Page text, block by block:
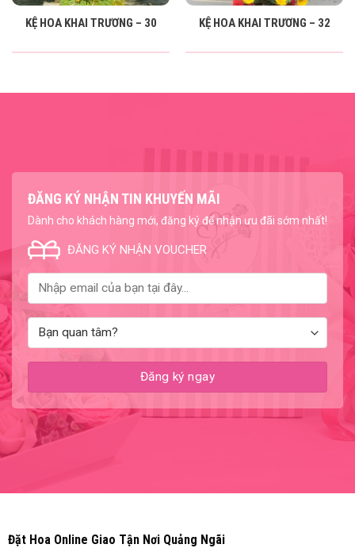
KỆ HOA KHAI TRƯƠNG – 30 KỆ HOA KHAI TRƯƠNG – 32
ĐĂNG KÝ NHẬN TIN KHUYẾN MÃI
Dành cho khách hàng mới, đăng ký để nhận ưu đãi sớm nhất!
ĐĂNG KÝ NHẬN VOUCHER
Đặt Hoa Online Giao Tận Nơi Quảng Ngãi